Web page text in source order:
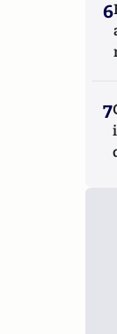
6
7